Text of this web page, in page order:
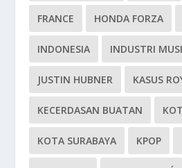
FRANCE HONDA FORZA
INDONESIA INDUSTRI
JUSTIN HUBNER KASUS
KECERDASAN BUATAN
KOTA SURABAYA KPOP